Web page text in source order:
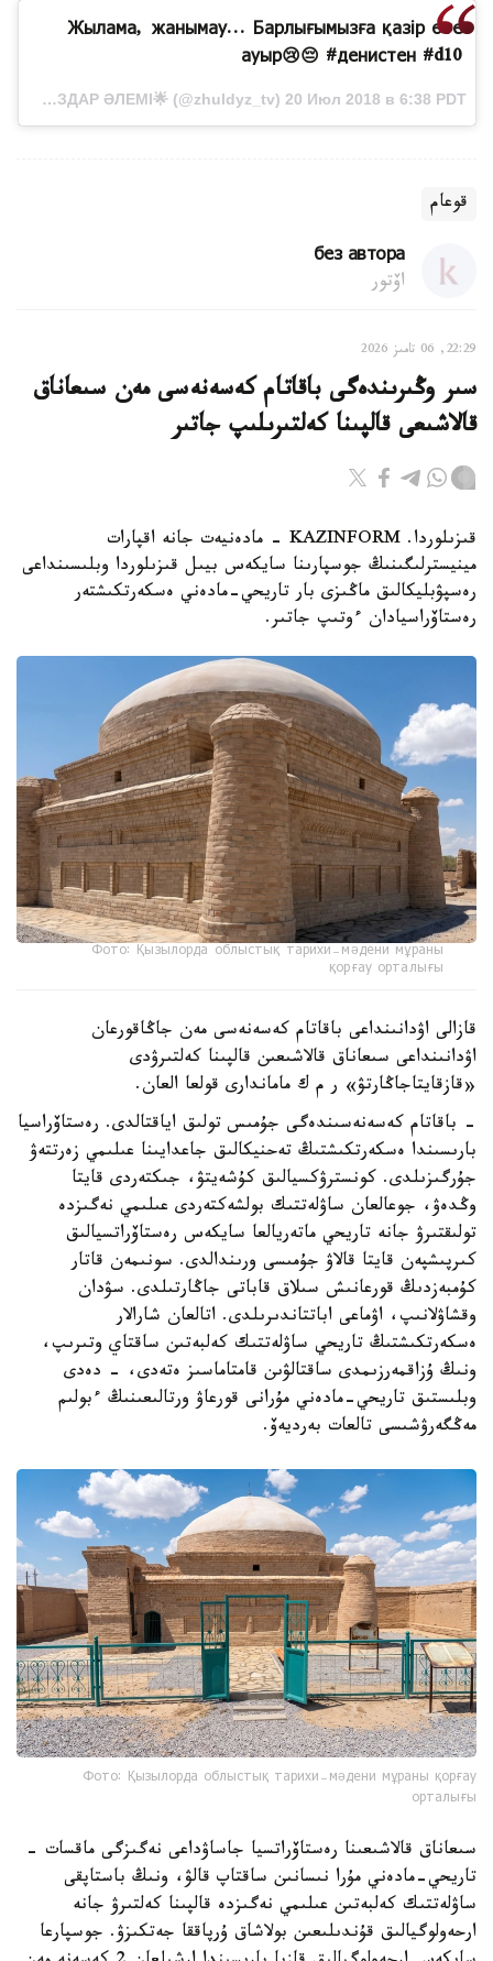
Жылама, жанымау... Барлығымызға қазір өте
ауыр😢😔 #денистен #d10
Публикация от 🌟ЖҰЛДЫЗДАР ӘЛЕМІ🌟 (@zhuldyz_tv) 20 Июл 2018 в 6:38 PDT
قوعام
без автора
اۆتور
22:29, 06 تامىز 2026
سىر وڭىرىندەگى باقاتام كەسەنەسى مەن سىعاناق
قالاشىعى قالپىنا كەلتىرىلىپ جاتىر
قىزىلوردا. KAZINFORM - مادەنيەت جانە اقپارات
مينيسترلىگىنىڭ جوسپارىنا سايكەس بيىل قىزىلوردا وبلىسىنداعى
رەسپۋبليكالىق ماڭىزى بار تاريحي-مادەني ەسكەرتكىشتەر
رەستاۆراسيادان ءوتىپ جاتىر.
Фото: Қызылорда облыстық тарихи-мәдени мұраны
қорғау орталығы
قازالى اۋدانىنداعى باقاتام كەسەنەسى مەن جاڭاقورعان
اۋدانىنداعى سىعاناق قالاشىعىن قالپىنا كەلتىرۋدى
«قازقايتاجاڭارتۋ» ر م ك ماماندارى قولعا العان.
- باقاتام كەسەنەسىندەگى جۇمىس تولىق اياقتالدى. رەستاۆراسيا
بارىسىندا ەسكەرتكىشتىڭ تەحنيكالىق جاعدايىنا عىلىمي زەرتتەۋ
جۇرگىزىلدى. كونسترۋكسيالىق كۇشەيتۋ، جىكتەردى قايتا
وڭدەۋ، جوعالعان ساۋلەتتىك بولشەكتەردى عىلىمي نەگىزدە
تولىقتىرۋ جانە تاريحي ماتەريالعا سايكەس رەستاۆراتسيالىق
كىرپىشپەن قايتا قالاۋ جۇمىسى ورىندالدى. سونىمەن قاتار
كۇمبەزدىڭ قورعانىش سىلاق قاباتى جاڭارتىلدى. سۋدان
وقشاۋلانىپ، اۋماعى اباتتاندىرىلدى. اتالعان شارالار
ەسكەرتكىشتىڭ تاريحي ساۋلەتتىك كەلبەتىن ساقتاي وتىرىپ،
ونىڭ ۇزاقمەرزىمدى ساقتالۋىن قامتاماسىز ەتەدى، - دەدى
وبلىستىق تاريحي-مادەني مۇرانى قورعاۋ ورتالىعىنىڭ ءبولىم
مەڭگەرۋشىسى تالعات بەرديەۆ.
Фото: Қызылорда облыстық тарихи-мәдени мұраны қорғау
орталығы
سىعاناق قالاشىعىنا رەستاۆراتسيا جاساۋداعى نەگىزگى ماقسات -
تاريحي-مادەني مۇرا نىسانىن ساقتاپ قالۋ، ونىڭ باستاپقى
ساۋلەتتىك كەلبەتىن عىلىمي نەگىزدە قالپىنا كەلتىرۋ جانە
ارحەولوگيالىق قۇندىلىعىن بولاشاق ۇرپاققا جەتكىزۋ. جوسپارعا